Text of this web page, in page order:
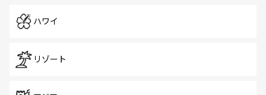
ハワイ
リゾート